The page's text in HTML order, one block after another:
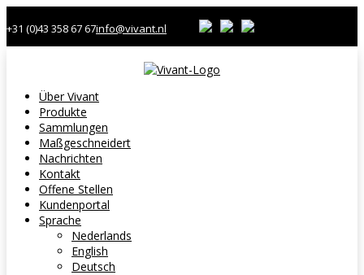
+31 (0)43 358 67 67info@vivant.nl
Über Vivant
Produkte
Sammlungen
Maßgeschneidert
Nachrichten
Kontakt
Offene Stellen
Kundenportal
Sprache
Nederlands
English
Deutsch